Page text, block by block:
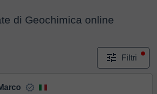
di Geochimica online
Filtri